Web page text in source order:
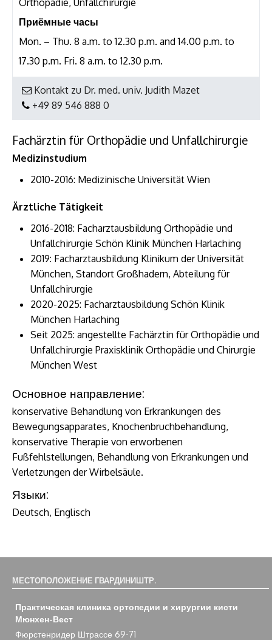
Orthopädie, Unfallchirurgie
Приёмные часы
Mon. – Thu. 8 a.m. to 12.30 p.m. and 14.00 p.m. to
17.30 p.m. Fri. 8 a.m. to 12.30 p.m.
Kontakt zu Dr. med. univ. Judith Mazet
+49 89 546 888 0
Fachärztin für Orthopädie und Unfallchirurgie
Medizinstudium
2010-2016: Medizinische Universität Wien
Ärztliche Tätigkeit
2016-2018: Facharztausbildung Orthopädie und
Unfallchirurgie Schön Klinik München Harlaching
2019: Facharztausbildung Klinikum der Universität
München, Standort Großhadern, Abteilung für
Unfallchirurgie
2020-2025: Facharztausbildung Schön Klinik
München Harlaching
Seit 2025: angestellte Fachärztin für Orthopädie und
Unfallchirurgie Praxisklinik Orthopädie und Chirurgie
München West
Основное направление:
konservative Behandlung von Erkrankungen des
Bewegungsapparates, Knochenbruchbehandlung,
konservative Therapie von erworbenen
Fußfehlstellungen, Behandlung von Erkrankungen und
Verletzungen der Wirbelsäule.
Языки:
Deutsch, Englisch
МЕСТОПОЛОЖЕНИЕ ГВАРДИНИШТР.
Практическая клиника ортопедии и хирургии кисти
Мюнхен-Вест
Фюрстенридер Штрассе 69-71